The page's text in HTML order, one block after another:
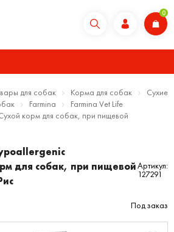
0
для собак Корма для собак
Сухие
Farmina
Farmina Vet Life
корм для собак, при пищевой
для собак, при пищевойАртикул:
127291
Под заказ